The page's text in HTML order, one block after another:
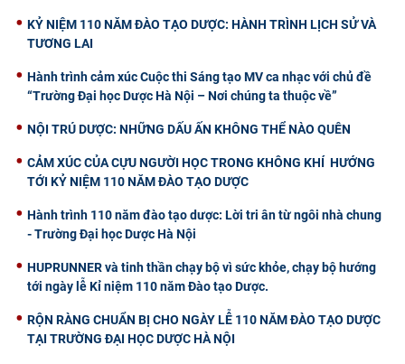
KỶ NIỆM 110 NĂM ĐÀO TẠO DƯỢC: HÀNH TRÌNH LỊCH SỬ VÀ
TƯƠNG LAI
Hành trình cảm xúc Cuộc thi Sáng tạo MV ca nhạc với chủ đề
“Trường Đại học Dược Hà Nội – Nơi chúng ta thuộc về”
NỘI TRÚ DƯỢC: NHỮNG DẤU ẤN KHÔNG THỂ NÀO QUÊN
CẢM XÚC CỦA CỰU NGƯỜI HỌC TRONG KHÔNG KHÍ HƯỚNG
TỚI KỶ NIỆM 110 NĂM ĐÀO TẠO DƯỢC
Hành trình 110 năm đào tạo dược: Lời tri ân từ ngôi nhà chung
- Trường Đại học Dược Hà Nội
HUPRUNNER và tinh thần chạy bộ vì sức khỏe, chạy bộ hướng
tới ngày lễ Kỉ niệm 110 năm Đào tạo Dược.
RỘN RÀNG CHUẨN BỊ CHO NGÀY LỄ 110 NĂM ĐÀO TẠO DƯỢC
TẠI TRƯỜNG ĐẠI HỌC DƯỢC HÀ NỘI